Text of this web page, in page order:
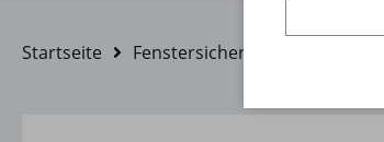
Startseite Fenstersicherheit